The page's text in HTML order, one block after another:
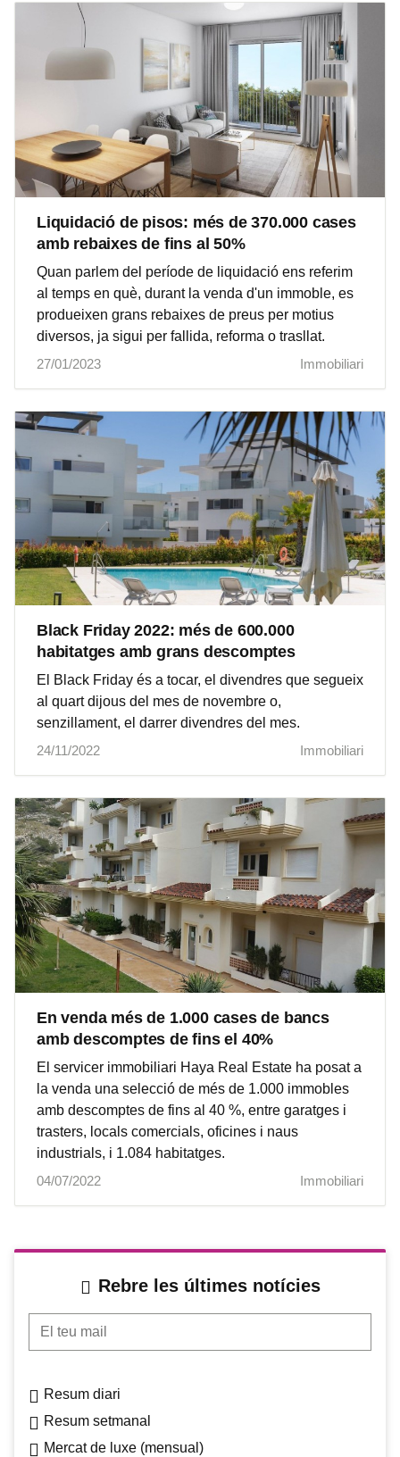
Liquidació de pisos: més de 370.000 cases
amb rebaixes de fins al 50%
Quan parlem del període de liquidació ens referim
al temps en què, durant la venda d'un immoble, es
produeixen grans rebaixes de preus per motius
diversos, ja sigui per fallida, reforma o trasllat.
27/01/2023
Immobiliari
Black Friday 2022: més de 600.000
habitatges amb grans descomptes
El Black Friday és a tocar, el divendres que segueix
al quart dijous del mes de novembre o,
senzillament, el darrer divendres del mes.
24/11/2022
Immobiliari
En venda més de 1.000 cases de bancs
amb descomptes de fins el 40%
El servicer immobiliari Haya Real Estate ha posat a
la venda una selecció de més de 1.000 immobles
amb descomptes de fins al 40 %, entre garatges i
trasters, locals comercials, oficines i naus
industrials, i 1.084 habitatges.
04/07/2022
Immobiliari
Rebre les últimes notícies
El teu mail
Resum diari
Resum setmanal
Mercat de luxe (mensual)